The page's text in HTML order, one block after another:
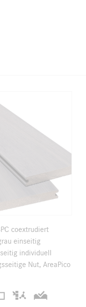
coextrudiert
einseitig
individuell
Nut, AreaPico